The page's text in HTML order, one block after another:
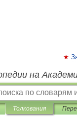
на
Толкования